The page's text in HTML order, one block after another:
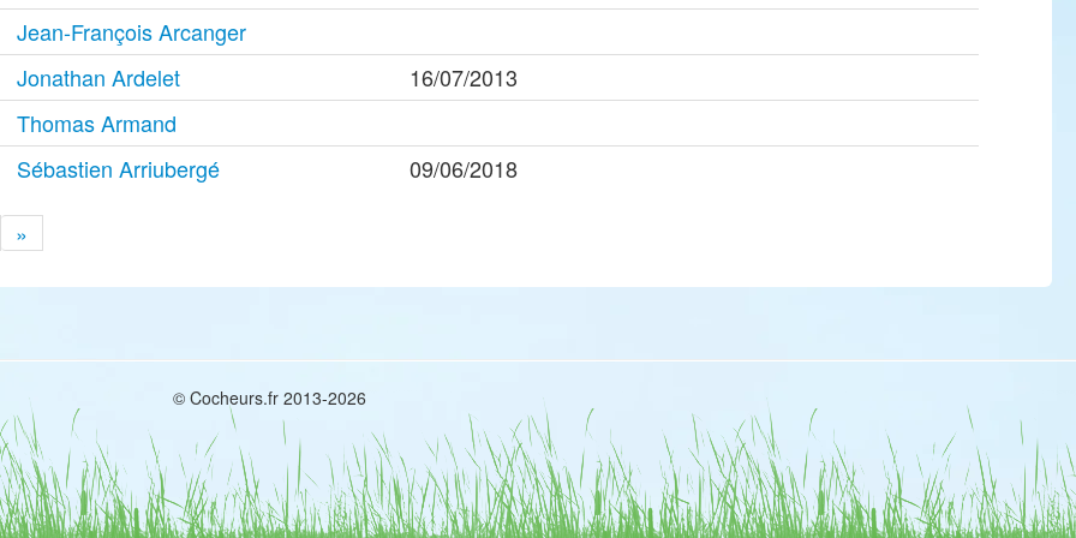
Jean-François Arcanger
Jonathan Ardelet
16/07/2013
Thomas Armand
Sébastien Arriubergé
09/06/2018
»
© Cocheurs.fr 2013-2026